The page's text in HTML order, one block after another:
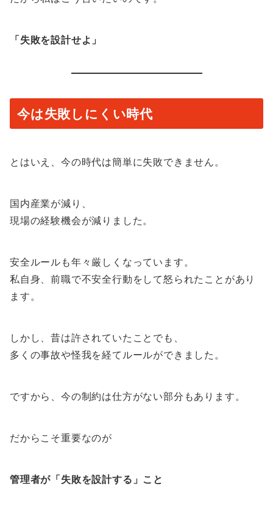
「失敗を設計せよ」
今は失敗しにくい時代
とはいえ、今の時代は簡単に失敗できません。
国内産業が減り、
現場の経験機会が減りました。
安全ルールも年々厳しくなっています。
私自身、前職で不安全行動をして怒られたことがあり
ます。
しかし、昔は許されていたことでも、
多くの事故や怪我を経てルールができました。
ですから、今の制約は仕方がない部分もあります。
だからこそ重要なのが
管理者が「失敗を設計する」こと